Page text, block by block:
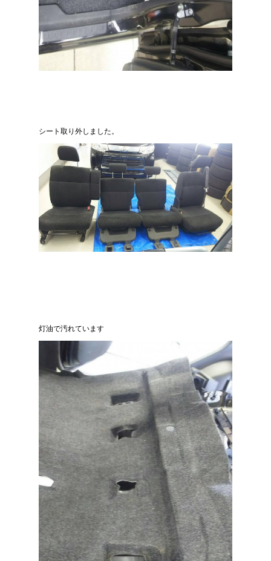
シート取り外しました。
灯油で汚れています